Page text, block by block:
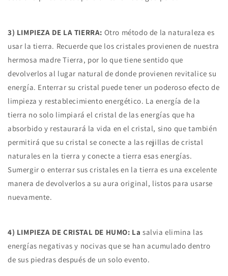
3) LIMPIEZA DE LA TIERRA: Otro método de la naturaleza es
usar la tierra. Recuerde que los cristales provienen de nuestra
hermosa madre Tierra, por lo que tiene sentido que
devolverlos al lugar natural de donde provienen revitalice su
energía. Enterrar su cristal puede tener un poderoso efecto de
limpieza y restablecimiento energético. La energía de la
tierra no solo limpiará el cristal de las energías que ha
absorbido y restaurará la vida en el cristal, sino que también
permitirá que su cristal se conecte a las rejillas de cristal
naturales en la tierra y conecte a tierra esas energías.
Sumergir o enterrar sus cristales en la tierra es una excelente
manera de devolverlos a su aura original, listos para usarse
nuevamente.
4) LIMPIEZA DE CRISTAL DE HUMO: La salvia elimina las
energías negativas y nocivas que se han acumulado dentro
de sus piedras después de un solo evento.